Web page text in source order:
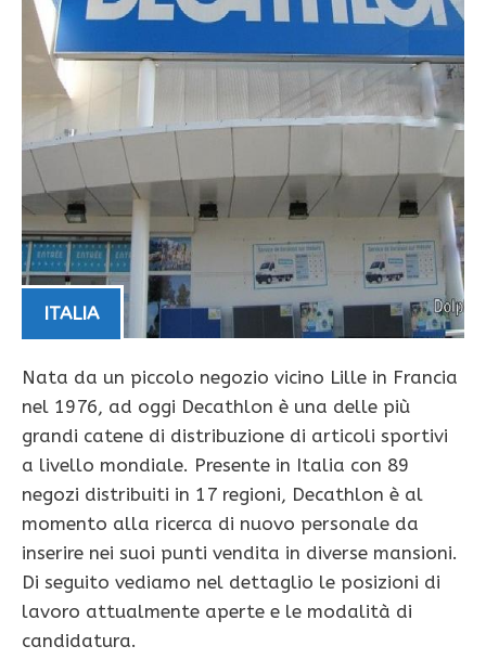
ITALIA
Nata da un piccolo negozio vicino Lille in Francia
nel 1976, ad oggi Decathlon è una delle più
grandi catene di distribuzione di articoli sportivi
a livello mondiale. Presente in Italia con 89
negozi distribuiti in 17 regioni, Decathlon è al
momento alla ricerca di nuovo personale da
inserire nei suoi punti vendita in diverse mansioni.
Di seguito vediamo nel dettaglio le posizioni di
lavoro attualmente aperte e le modalità di
candidatura.